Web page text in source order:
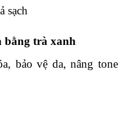
sạch
bằng trà xanh
bảo vệ da, nâng tone